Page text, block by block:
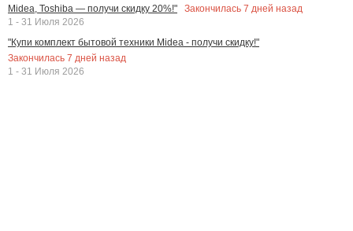
Midea, Toshiba — получи скидку 20%!"
Закончилась 7 дней назад
1 - 31 Июля 2026
"Купи комплект бытовой техники Midea - получи скидку!"
Закончилась 7 дней назад
1 - 31 Июля 2026